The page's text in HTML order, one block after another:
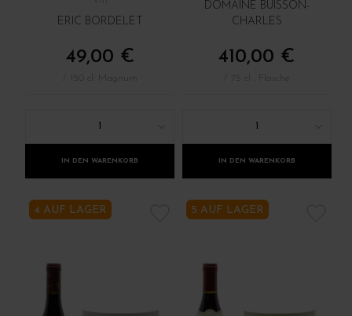
ERIC BORDELET
49,00 €
1
IN DEN WARENKORB
DOMAINE BUISSON-
CHARLES
410,00 €
1
IN DEN WARENKORB
4 AUF LAGER 5 AUF LAGER